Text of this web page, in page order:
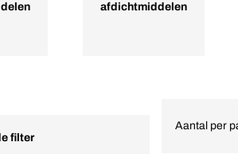
afdichtmiddelen
filter
Aantal per